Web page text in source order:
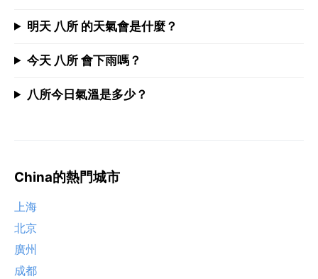
明天 八所 的天氣會是什麼？
今天 八所 會下雨嗎？
八所今日氣溫是多少？
China的熱門城市
上海
北京
廣州
成都